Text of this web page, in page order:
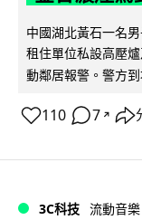
中國湖北黃石一名
租住單位私設高壓
動鄰居報警。警方
110 7 ↗
3C科技 流動音樂